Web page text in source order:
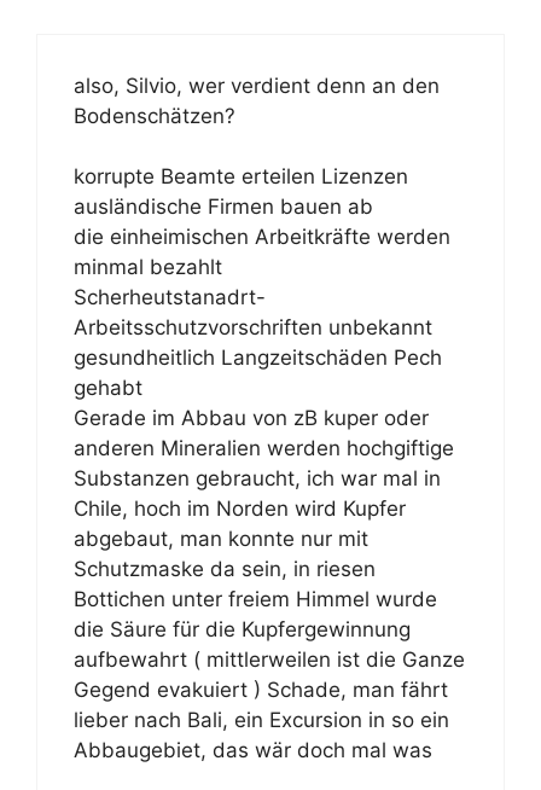
also, Silvio, wer verdient denn an den
Bodenschätzen?
korrupte Beamte erteilen Lizenzen
ausländische Firmen bauen ab
die einheimischen Arbeitkräfte werden
minmal bezahlt
Scherheutstanadrt-
Arbeitsschutzvorschriften unbekannt
gesundheitlich Langzeitschäden Pech
gehabt
Gerade im Abbau von zB kuper oder
anderen Mineralien werden hochgiftige
Substanzen gebraucht, ich war mal in
Chile, hoch im Norden wird Kupfer
abgebaut, man konnte nur mit
Schutzmaske da sein, in riesen
Bottichen unter freiem Himmel wurde
die Säure für die Kupfergewinnung
aufbewahrt ( mittlerweilen ist die Ganze
Gegend evakuiert ) Schade, man fährt
lieber nach Bali, ein Excursion in so ein
Abbaugebiet, das wär doch mal was